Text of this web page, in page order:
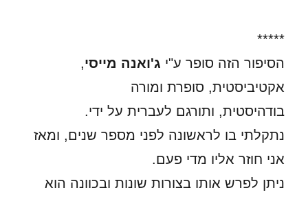
*****
הסיפור הזה סופר ע"י ג'ואנה מייסי,
אקטיביסטית, סופרת ומורה
בודהיסטית, ותורגם לעברית על ידי.
נתקלתי בו לראשונה לפני מספר שנים, ומאז
אני חוזר אליו מדי פעם.
ניתן לפרש אותו בצורות שונות ובכוונה הוא